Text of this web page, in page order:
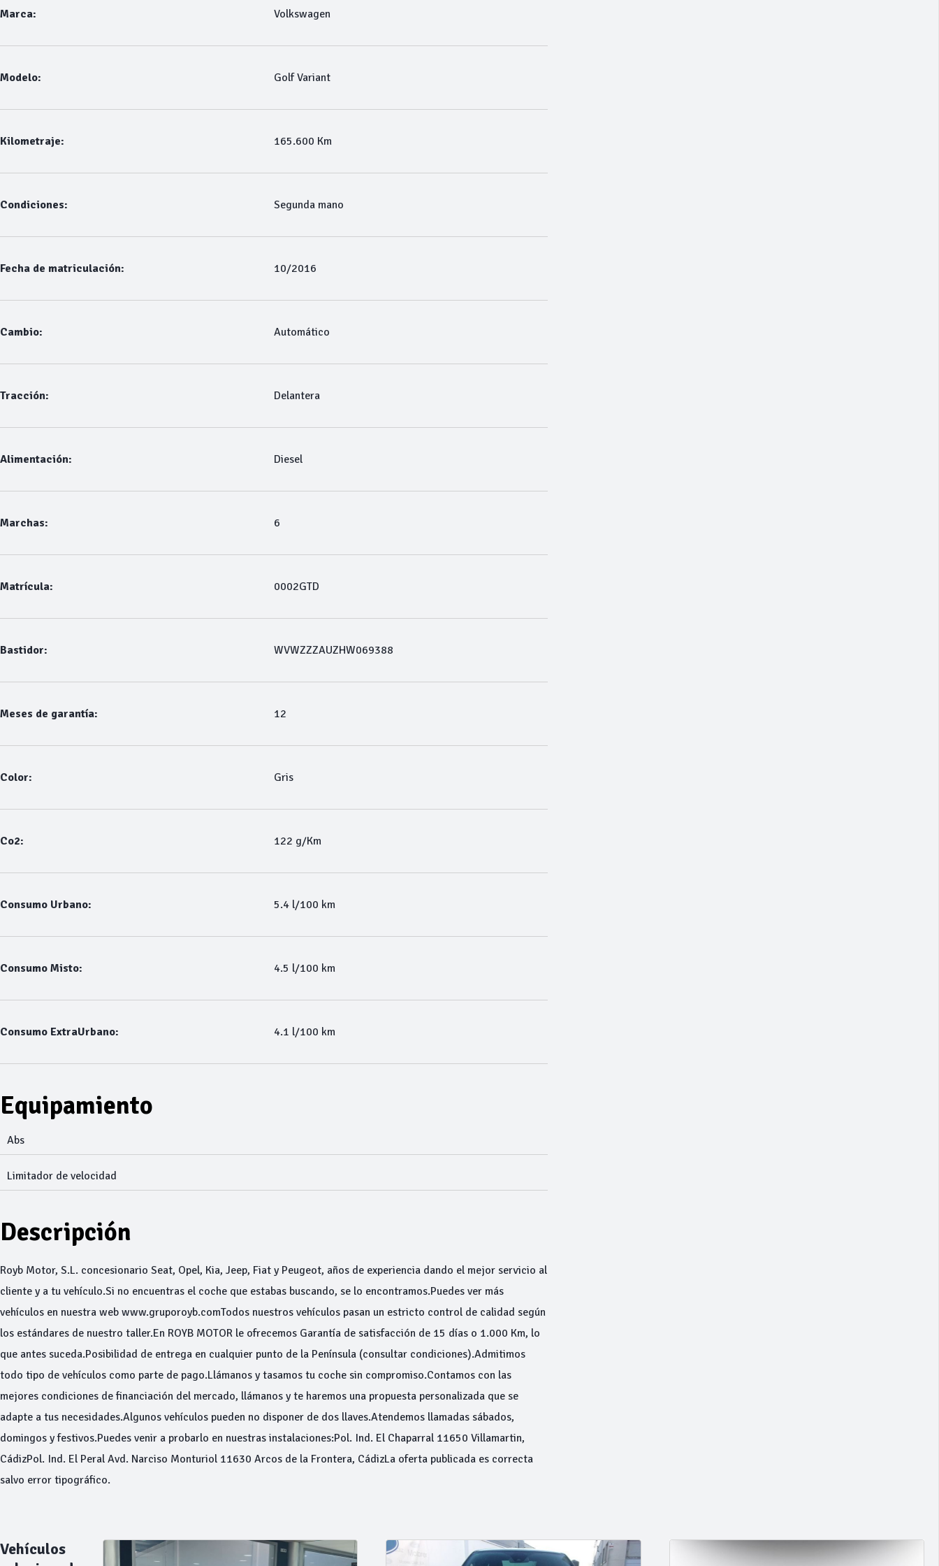
Marca: Volkswagen
Modelo: Golf Variant
Kilometraje: 165.600 Km
Condiciones: Segunda mano
Fecha de matriculación: 10/2016
Cambio: Automático
Tracción: Delantera
Alimentación: Diesel
Marchas: 6
Matrícula: 0002GTD
Bastidor: WVWZZZAUZHW069388
Meses de garantía: 12
Color: Gris
Co2: 122 g/Km
Consumo Urbano: 5.4 l/100 km
Consumo Misto: 4.5 l/100 km
Consumo ExtraUrbano: 4.1 l/100 km
Equipamiento
Abs
Limitador de velocidad
Descripción
Royb Motor, S.L. concesionario Seat, Opel, Kia, Jeep, Fiat y Peugeot, años de experiencia dando el mejor servicio al
cliente y a tu vehículo.Si no encuentras el coche que estabas buscando, se lo encontramos.Puedes ver más
vehículos en nuestra web www.gruporoyb.comTodos nuestros vehículos pasan un estricto control de calidad según
los estándares de nuestro taller.En ROYB MOTOR le ofrecemos Garantía de satisfacción de 15 días o 1.000 Km, lo
que antes suceda.Posibilidad de entrega en cualquier punto de la Península (consultar condiciones).Admitimos
todo tipo de vehículos como parte de pago.Llámanos y tasamos tu coche sin compromiso.Contamos con las
mejores condiciones de financiación del mercado, llámanos y te haremos una propuesta personalizada que se
adapte a tus necesidades.Algunos vehículos pueden no disponer de dos llaves.Atendemos llamadas sábados,
domingos y festivos.Puedes venir a probarlo en nuestras instalaciones:Pol. Ind. El Chaparral 11650 Villamartin,
CádizPol. Ind. El Peral Avd. Narciso Monturiol 11630 Arcos de la Frontera, CádizLa oferta publicada es correcta
salvo error tipográfico.
Vehículos